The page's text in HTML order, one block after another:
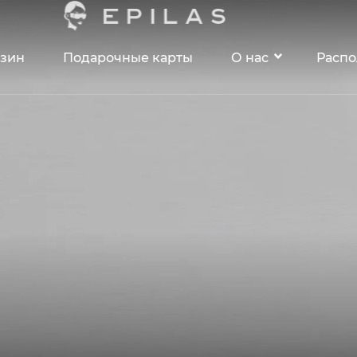
Подарочные карты О нас